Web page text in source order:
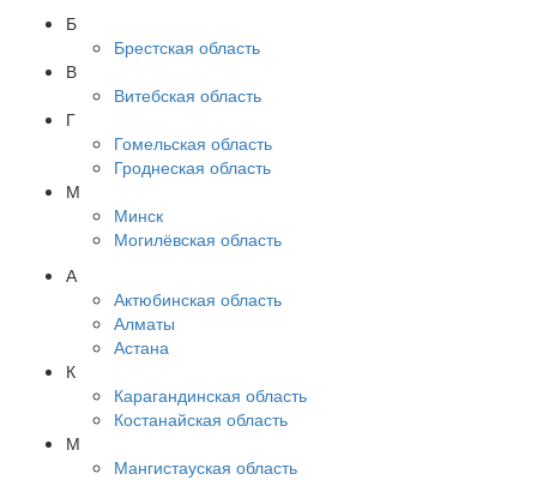
Б
Брестская область
В
Витебская область
Г
Гомельская область
Гроднеская область
М
Минск
Могилёвская область
А
Актюбинская область
Алматы
Астана
К
Карагандинская область
Костанайская область
М
Мангистауская область